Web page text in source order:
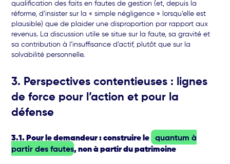
qualification des faits en fautes de gestion (et, depuis la
réforme, d’insister sur la « simple négligence » lorsqu’elle est
plausible) que de plaider une disproportion par rapport aux
revenus. La discussion utile se situe sur la faute, sa gravité et
sa contribution à l’insuffisance d’actif, plutôt que sur la
solvabilité personnelle.
3. Perspectives contentieuses : lignes
de force pour l’action et pour la
défense
3.1. Pour le demandeur : construire le
quantum à
partir des fautes, non à partir du patrimoine